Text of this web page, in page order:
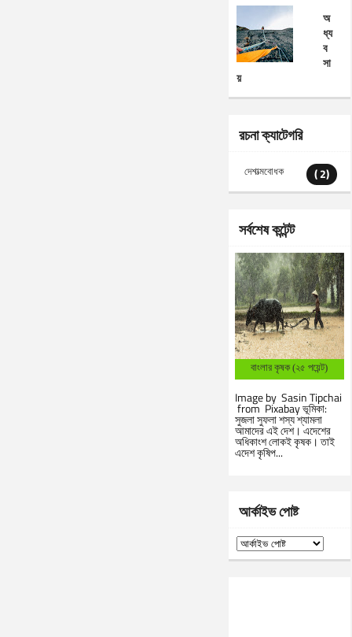
অ
ধ্য
ব
সা
য়
রচনা ক্যাটেগরি
দেশাত্মবোধক ( 2)
সর্বশেষ কন্টেন্ট
বাংলার কৃষক (২৫ পয়েন্ট)
Image by Sasin Tipchai
from Pixabay ভূমিকা:
সুজলা সুফলা শস্য শ্যামলা
আমাদের এই দেশ। এদেশের
অধিকাংশ লোকই কৃষক। তাই
এদেশ কৃষিপ...
আর্কাইভ পোষ্ট